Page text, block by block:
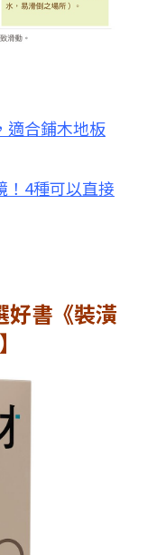
適合鋪木地板
！4種可以直接
好書《裝潢